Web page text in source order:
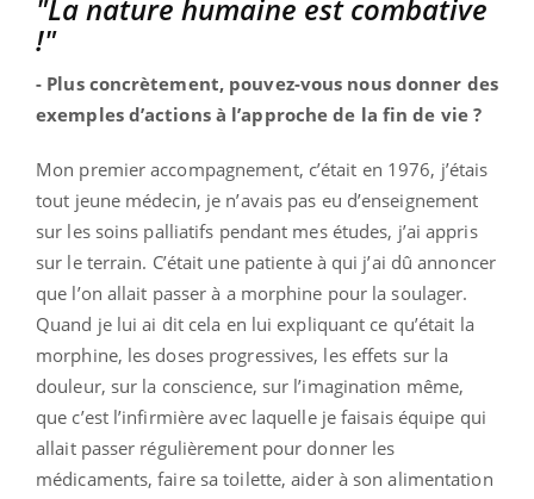
"La nature humaine est combative
!"
- Plus concrètement, pouvez-vous nous donner des
exemples d’actions à l’approche de la fin de vie ?
Mon premier accompagnement, c’était en 1976, j’étais
tout jeune médecin, je n’avais pas eu d’enseignement
sur les soins palliatifs pendant mes études, j’ai appris
sur le terrain. C’était une patiente à qui j’ai dû annoncer
que l’on allait passer à a morphine pour la soulager.
Quand je lui ai dit cela en lui expliquant ce qu’était la
morphine, les doses progressives, les effets sur la
douleur, sur la conscience, sur l’imagination même,
que c’est l’infirmière avec laquelle je faisais équipe qui
allait passer régulièrement pour donner les
médicaments, faire sa toilette, aider à son alimentation